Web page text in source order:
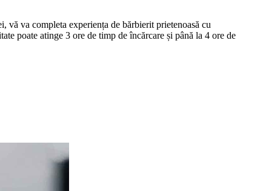
vă va completa experiența de bărbierit prietenoasă cu
poate atinge 3 ore de timp de încărcare și până la 4 ore de